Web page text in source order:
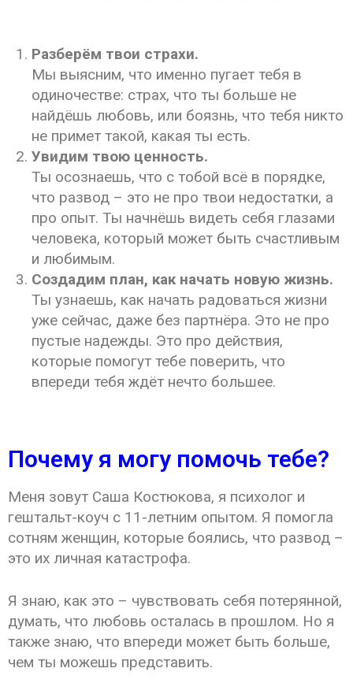
Разберём твои страхи.
Мы выясним, что именно пугает тебя в
одиночестве: страх, что ты больше не
найдёшь любовь, или боязнь, что тебя никто
не примет такой, какая ты есть.
Увидим твою ценность.
Ты осознаешь, что с тобой всё в порядке,
что развод – это не про твои недостатки, а
про опыт. Ты начнёшь видеть себя глазами
человека, который может быть счастливым
и любимым.
Создадим план, как начать новую жизнь.
Ты узнаешь, как начать радоваться жизни
уже сейчас, даже без партнёра. Это не про
пустые надежды. Это про действия,
которые помогут тебе поверить, что
впереди тебя ждёт нечто большее.
Почему я могу помочь тебе?
Меня зовут Саша Костюкова, я психолог и
гештальт-коуч с 11-летним опытом. Я помогла
сотням женщин, которые боялись, что развод –
это их личная катастрофа.
Я знаю, как это – чувствовать себя потерянной,
думать, что любовь осталась в прошлом. Но я
также знаю, что впереди может быть больше,
чем ты можешь представить.